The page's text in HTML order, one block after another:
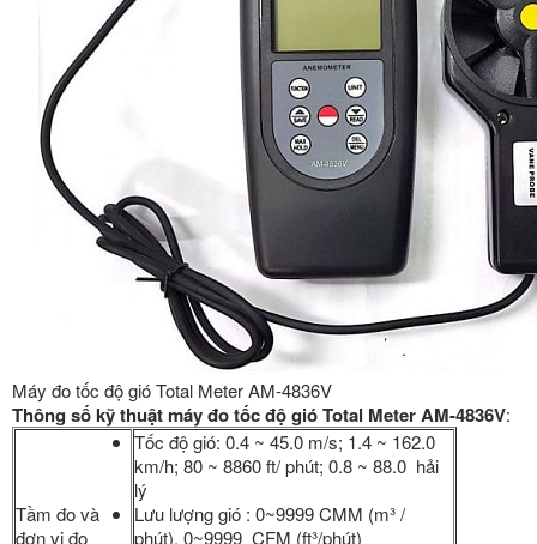
Máy đo tốc độ gió Total Meter AM-4836V
Thông số kỹ thuật máy đo tốc độ gió Total Meter AM-4836V:
Tầm đo và
đơn vị đo
Tốc độ gió: 0.4 ~ 45.0 m/s; 1.4 ~ 162.0
km/h; 80 ~ 8860 ft/ phút; 0.8 ~ 88.0 hải
lý
Lưu lượng gió : 0~9999 CMM (m³ /
phút), 0~9999 CFM (ft³/phút)